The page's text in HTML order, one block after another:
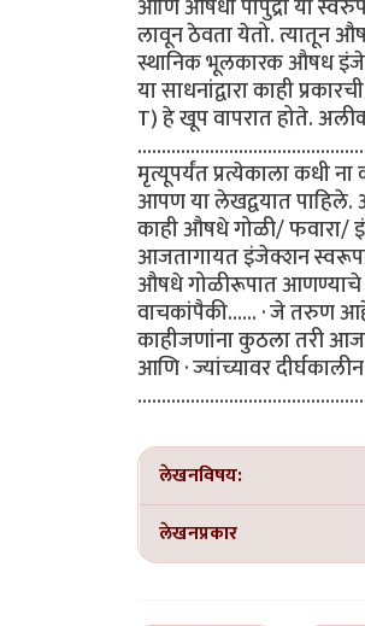
आणि औषधी पापुद्रा या
लावून ठेवता येतो. त्यातून
स्थानिक भूलकारक औषध
या साधनांद्वारा काही
T) हे खूप वापरात होते.
मृत्यूपर्यंत प्रत्येकाला
आपण या लेखद्वयात पाहिले.
काही औषधे गोळी/ फवारा/
आजतागायत इंजेक्शन
औषधे गोळीरूपात आणण्याचे
वाचकांपैकी...... · जे तरुण
काहीजणांना कुठला तरी
आणि · ज्यांच्यावर
लेखनविषय:
लेखनप्रकार